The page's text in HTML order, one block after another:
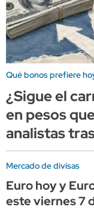
Qué bonos prefiere
¿Sigue el
en pesos
analistas
Mercado de divisas
Euro hoy y
este viernes 7